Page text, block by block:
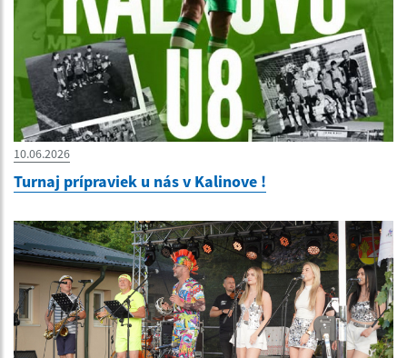
10.06.2026
Turnaj prípraviek u nás v Kalinove !